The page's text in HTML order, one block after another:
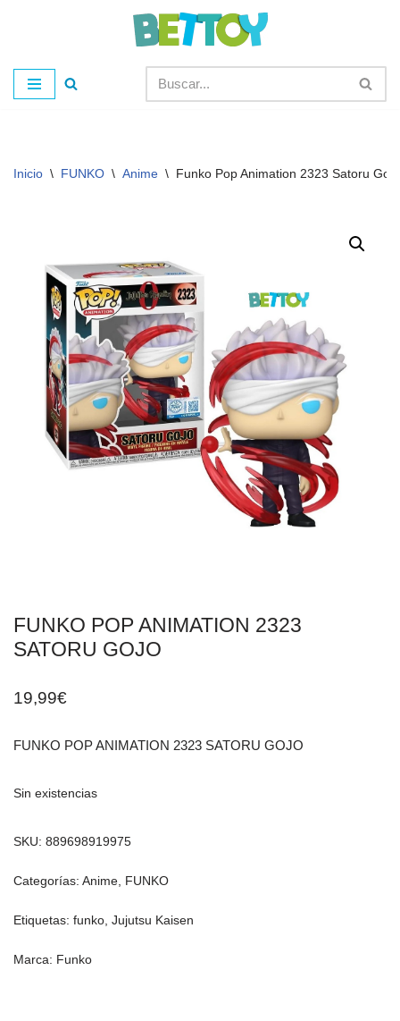
al
contenido
Inicio \ FUNKO \ Anime \ Funko Pop Animation 2323 Satoru Gojo
FUNKO POP ANIMATION 2323
SATORU GOJO
19,99€
FUNKO POP ANIMATION 2323 SATORU GOJO
Sin existencias
SKU: 889698919975
Categorías: Anime, FUNKO
Etiquetas: funko, Jujutsu Kaisen
Marca: Funko